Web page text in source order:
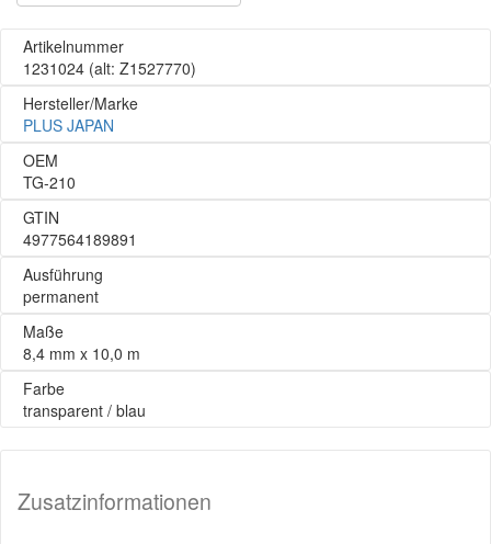
Artikelnummer
1231024 (alt: Z1527770)
Hersteller/Marke
PLUS JAPAN
OEM
TG-210
GTIN
4977564189891
Ausführung
permanent
Maße
8,4 mm x 10,0 m
Farbe
transparent / blau
Zusatzinformationen